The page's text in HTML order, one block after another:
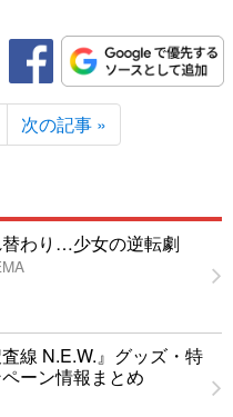
次の記事 »
わり…少女の逆転劇
査線 N.E.W.』グッズ・特
ーン情報まとめ